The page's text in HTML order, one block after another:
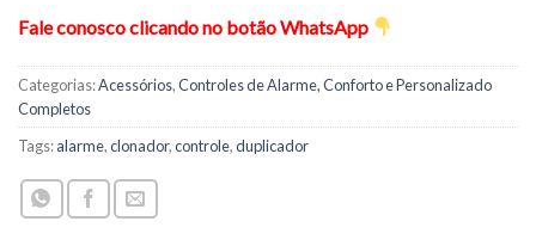
Fale conosco clicando no botão WhatsApp
Categorias:Acessórios,Controles de Alarme, Conforto e Personalizado
Completos
Tags:alarme,clonador,controle,duplicador